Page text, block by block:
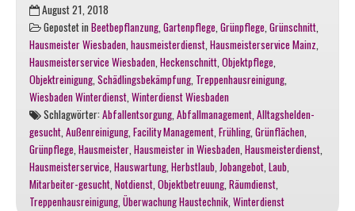
in
Wiesbaden,
Ihr
zuverlässiger
Partner
für
Hausmeistertätigkeiten
und
Hausmeisterservice
in
Wiesbaden
August 21, 2018
Gepostet inBeetbepflanzung Gartenpflege Grünpflege Grünschnitt
Hausmeister Wiesbaden hausmeisterdienst Hausmeisterservice Mainz
Hausmeisterservice Wiesbaden Heckenschnitt Objektpflege
Objektreinigung Schädlingsbekämpfung Treppenhausreinigung
Wiesbaden Winterdienst Winterdienst Wiesbaden
Schlagwörter:Abfallentsorgung Abfallmanagement Alltagshelden-
gesucht Außenreinigung Facility Management Frühling Grünflächen
Grünpflege Hausmeister Hausmeister in Wiesbaden Hausmeisterdienst
Hausmeisterservice Hauswartung Herbstlaub Jobangebot Laub
Mitarbeiter-gesucht Notdienst Objektbetreuung Räumdienst
Treppenhausreinigung Überwachung Haustechnik Winterdienst